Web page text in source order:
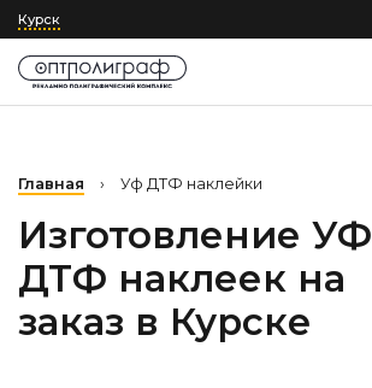
Курск
Главная › Уф ДТФ наклейки
Изготовление УФ
ДТФ наклеек на
заказ в Курске